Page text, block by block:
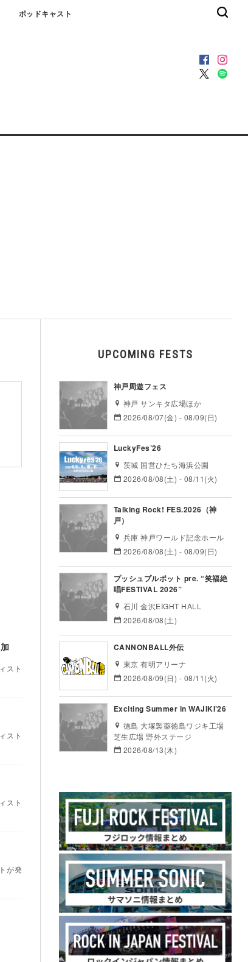
ポッドキャスト
スト
スト
スト
が発
UPCOMING FESTS
神戸周遊フェス
神戸 サンキタ広場ほか
2026/08/07(金) - 08/09(日)
LuckyFes’26
茨城 国営ひたち海浜公園
2026/08/08(土) - 08/11(火)
Talking Rock! FES.2026（神
戸）
兵庫 神戸ワールド記念ホール
2026/08/08(土) - 08/09(日)
プッシュプルポット pre. “笑福絶
唱FESTIVAL 2026”
石川 金沢EIGHT HALL
2026/08/08(土)
CANNONBALL外伝
東京 有明アリーナ
2026/08/09(日) - 08/11(火)
Exciting Summer in WAJIKI’26
徳島 大塚製薬徳島ワジキ工場
芝生広場 野外ステージ
2026/08/13(木)